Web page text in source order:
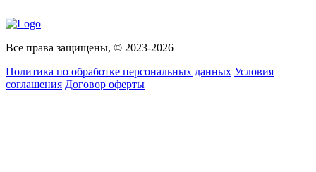
Все права защищены, © 2023-2026
Политика по обработке персональных данных Условия
соглашения Договор оферты